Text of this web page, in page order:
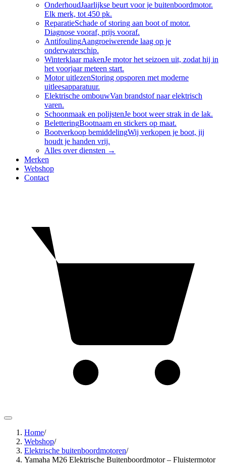
OnderhoudJaarlijkse beurt voor je buitenboordmotor.
Elk merk, tot 450 pk.
ReparatieSchade of storing aan boot of motor.
Diagnose vooraf, prijs vooraf.
AntifoulingAangroeiwerende laag op je
onderwaterschip.
Winterklaar makenJe motor het seizoen uit, zodat hij in
het voorjaar meteen start.
Motor uitlezenStoring opsporen met moderne
uitleesapparatuur.
Elektrische ombouwVan brandstof naar elektrisch
varen.
Schoonmaak en polijstenJe boot weer strak in de lak.
BeletteringBootnaam en stickers op maat.
Bootverkoop bemiddelingWij verkopen je boot, jij
houdt je handen vrij.
Alles overdiensten →
Merken
Webshop
Contact
Home/
Webshop/
Elektrische buitenboordmotoren/
Yamaha M26 Elektrische Buitenboordmotor – Fluistermotor